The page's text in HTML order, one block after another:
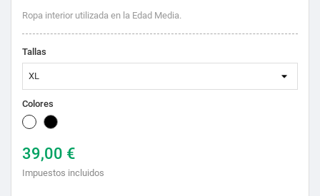
Ropa interior utilizada en la Edad Media.
Tallas
Colores
BlancoNegro
39,00 €
Impuestos incluidos